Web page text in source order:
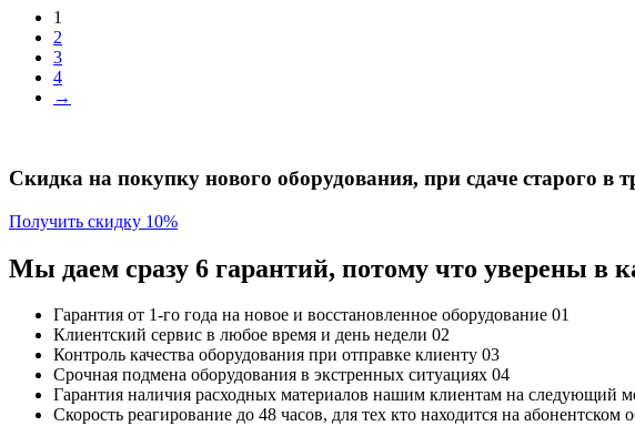
1
2
3
4
→
Скидка на покупку нового оборудования, при сдаче старого в
Получить скидку 10%
Мы даем сразу 6 гарантий, потому что уверены в
Гарантия от 1-го года на новое и восстановленное оборудование 01
Клиентский сервис в любое время и день недели 02
Контроль качества оборудования при отправке клиенту 03
Срочная подмена оборудования в экстренных ситуациях 04
Гарантия наличия расходных материалов нашим клиентам на следующий
Скорость реагирование до 48 часов, для тех кто находится на абонентском